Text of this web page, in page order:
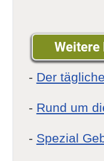
Weitere
- Der
- Rund um
- Spezial